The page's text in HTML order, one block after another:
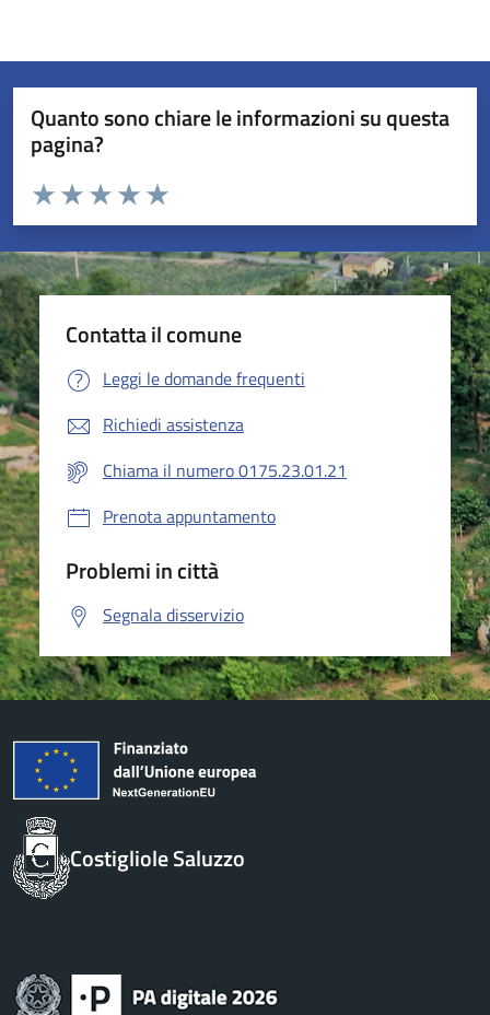
Quanto sono chiare le informazioni su questa
pagina?
Valuta da 1 a 5 stelle la pagina
Valuta 5 stelle su 5
Valuta 4 stelle su 5
Valuta 3 stelle su 5
Valuta 2 stelle su 5
Valuta 1 stelle su 5
Contatta il comune
Leggi le domande frequenti
Richiedi assistenza
Chiama il numero 0175.23.01.21
Prenota appuntamento
Problemi in città
Segnala disservizio
Costigliole Saluzzo